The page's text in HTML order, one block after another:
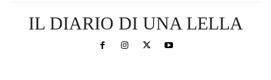
IL DIARIO DI UNA LELLA